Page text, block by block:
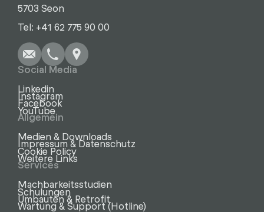
5703 Seon
Tel: +41 62 775 90 00
Kopieren
Anrufen Kopieren
Social Media
Linkedin
Instagram
Facebook
YouTube
Allgemein
Medien & Downloads
Impressum & Datenschutz
Cookie Policy
Weitere Links
Services
Machbarkeitsstudien
Schulungen
Umbauten & Retrofit
Wartung & Support (Hotline)